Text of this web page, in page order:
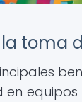
toma
equipos